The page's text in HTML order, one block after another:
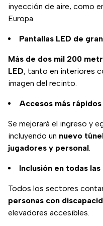
inyección de aire, como
Europa.
Pantallas LED de
Más de dos mil 200
LED, tanto en interiores
imagen del recinto.
Accesos más
Se mejorará el ingreso y
incluyendo un nuevo
jugadores y personal.
Inclusión en todas
Todos los sectores
personas con
elevadores accesibles.